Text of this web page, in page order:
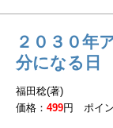
２０３０年
分になる日
福田稔(著)
価格：499円 ポイ